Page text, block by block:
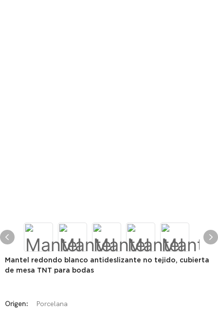
Mantel redondo blanco antideslizante no tejido, cubierta
de mesa TNT para bodas
Origen: Porcelana